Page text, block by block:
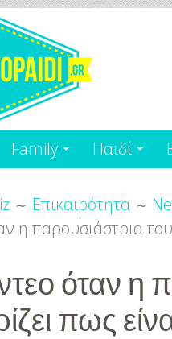
Family Παιδί
Επικαιρότητα
η παρουσιάστρια
όταν η
πως